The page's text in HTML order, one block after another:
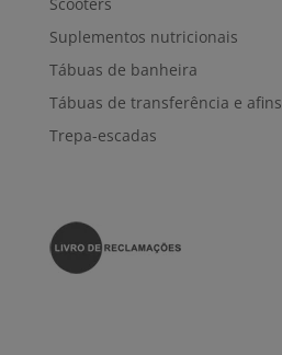
Suplementos nutricionais
Tábuas de banheira
Tábuas de transferência e afins
Trepa-escadas